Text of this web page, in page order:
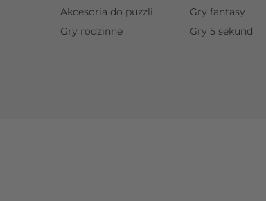
Akcesoria do puzzli
Gry rodzinne
Gry fantasy
Gry 5 sekund